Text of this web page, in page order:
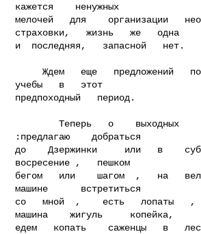
кажется    ненужных
мелочей   для    организации
страховки,   жизнь   же   одна
и  последняя,   запасной   нет.
     Ждем   еще   предложений   по    необходимой
учебы   в   этот
предпоходный   период.
        Теперь   о    выходных    днях   ближайших
:предлагаю    добраться
до    Дзержинки     или   в
восресение ,   пешком
бегом   или    шагом  ,   на
машине      встретиться
со   мной  ,    есть   лопаты   ,
машина    жигуль     копейка,
едем   копать    саженцы   в